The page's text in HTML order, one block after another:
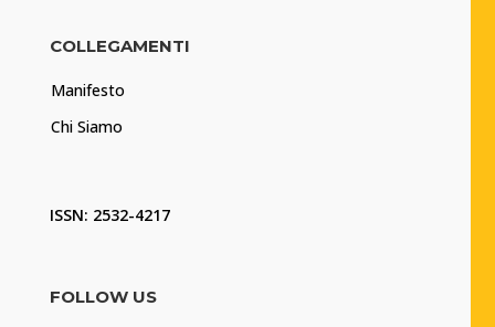
COLLEGAMENTI
Manifesto
Chi Siamo
ISSN: 2532-4217
FOLLOW US